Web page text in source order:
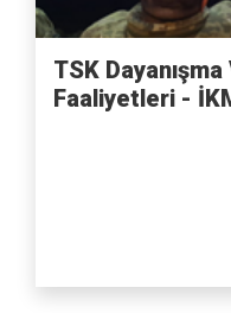
TSK Dayanışma
Faaliyetleri -